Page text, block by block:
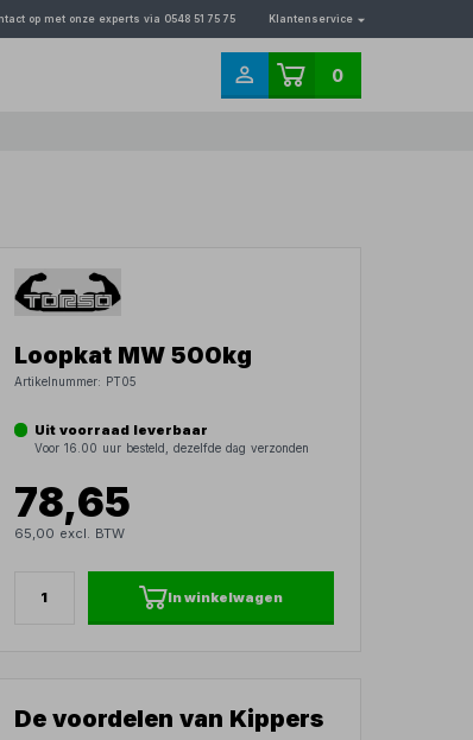
op met onze experts via 0548 51 75 75 Klantenservice
0
Loopkat MW 500kg
Artikelnummer: PT05
Uit voorraad leverbaar
Voor 16.00 uur besteld, dezelfde dag verzonden
78,65
65,00 excl. BTW
In winkelwagen
De voordelen van Kippers